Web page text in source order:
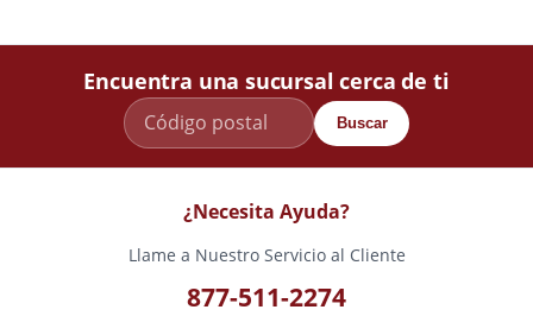
Encuentra una sucursal cerca de ti
Buscar
¿Necesita Ayuda?
Llame a Nuestro Servicio al Cliente
877-511-2274